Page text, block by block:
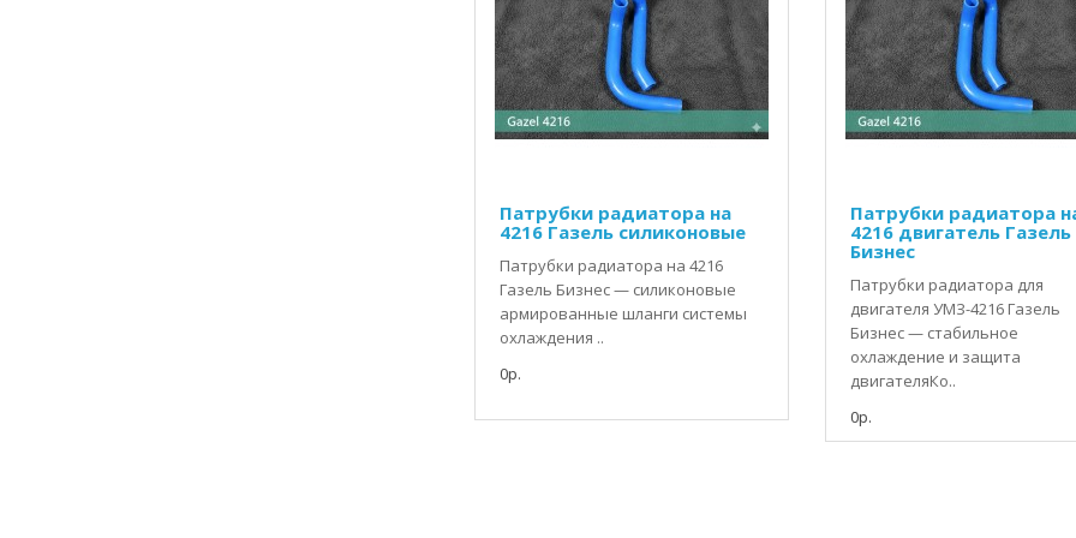
Патрубки радиатора на
4216 Газель силиконовые
Патрубки радиатора на 4216
Газель Бизнес — силиконовые
армированные шланги системы
охлаждения ..
0р.
Патрубки радиатора
4216 двигатель Газель
Бизнес
Патрубки радиатора для
двигателя УМЗ-4216 Газель
Бизнес — стабильное
охлаждение и защита
двигателяКо..
0р.